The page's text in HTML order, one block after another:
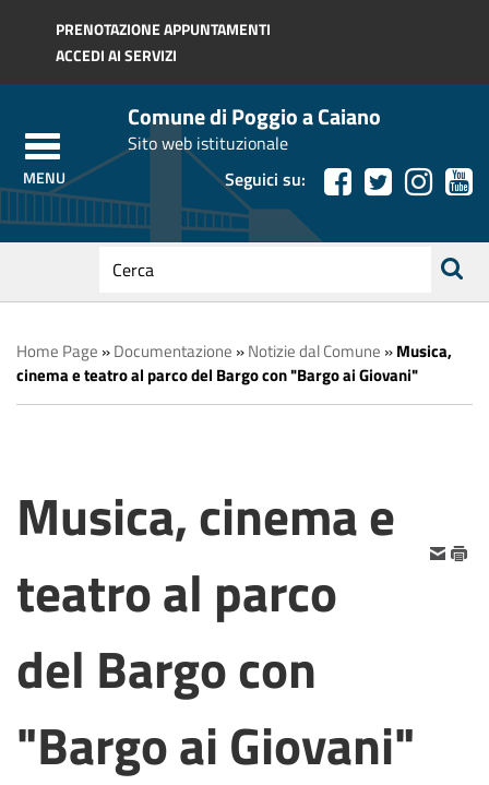
Regione Toscana
PRENOTAZIONE APPUNTAMENTI
ACCEDI AI SERVIZI
Comune di Poggio a Caiano
Sito web istituzionale
Seguici su:
testo
da
cercare
ricerca
Home Page »Documentazione »Notizie dal Comune »Musica,
cinema e teatro al parco del Bargo con "Bargo ai Giovani"
Musica, cinema e
teatro al parco
del Bargo con
"Bargo ai Giovani"